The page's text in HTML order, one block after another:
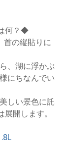
何？◆
首の縦貼りに
、湖に浮かぶ
にちなんでい
しい景色に託
開します。